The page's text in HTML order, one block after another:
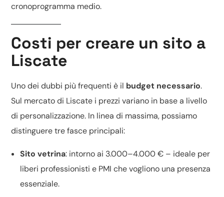
cronoprogramma medio.
Costi per creare un sito a
Liscate
Uno dei dubbi più frequenti è il budget necessario.
Sul mercato di Liscate i prezzi variano in base a livello
di personalizzazione. In linea di massima, possiamo
distinguere tre fasce principali:
Sito vetrina: intorno ai 3.000–4.000 € – ideale per
liberi professionisti e PMI che vogliono una presenza
essenziale.